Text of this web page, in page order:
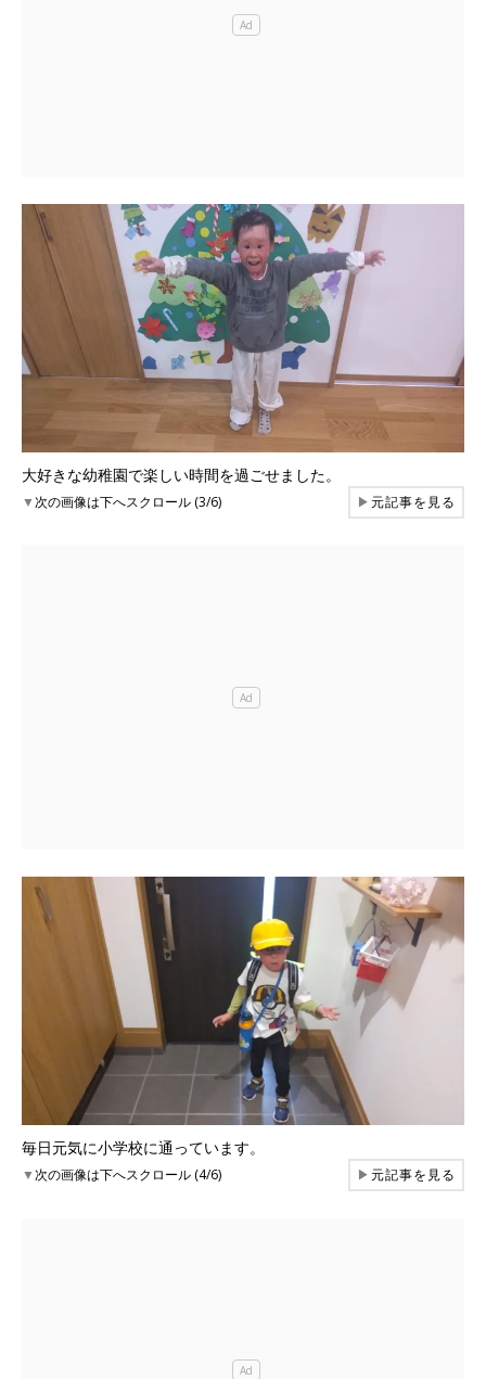
大好きな幼稚園で楽しい時間を過ごせました。
▼次の画像は下へスクロール (3/6) ▶元記事を見る
毎日元気に小学校に通っています。
▼次の画像は下へスクロール (4/6) ▶元記事を見る